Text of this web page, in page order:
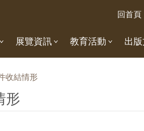
回首頁
展覽資訊 教育活動 出版
收結情形
形